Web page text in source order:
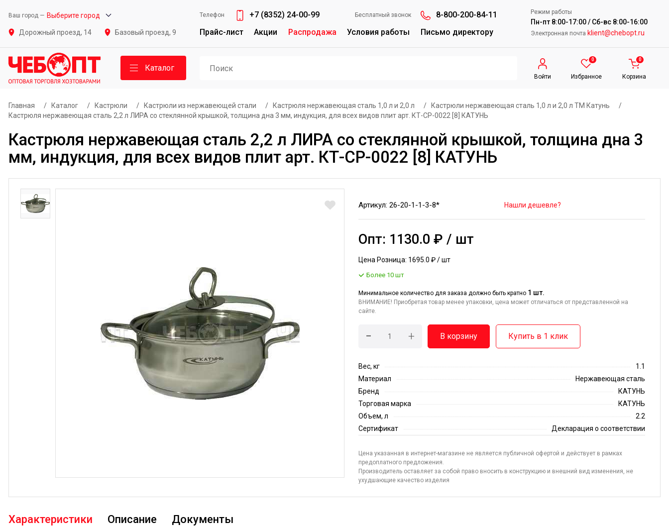
Ваш город — Выберите город
Дорожный проезд, 14 Базовый проезд, 9
Телефон +7 (8352) 24-00-99 Бесплатный звонок
8-800-200-84-11
Прайс-лист
Акции Распродажа Условия работы Письмо директору
Режим работы
Пн-пт 8:00-17:00 / Сб-вс 8:00-16:00
Электронная почта klient@chebopt.ru
Каталог
Войти
0
Избранное
0
Корзина
Главная / Каталог / Кастрюли / Кастрюли из нержавеющей стали / Кастрюля нержавеющая сталь 1,0 л и 2,0 л / Кастрюли нержавеющая сталь 1,0 л и 2,0 л ТМ Катунь
/
Кастрюля нержавеющая сталь 2,2 л ЛИРА со стеклянной крышкой, толщина дна 3 мм, индукция, для всех видов плит арт. КТ-СР-0022 [8] КАТУНЬ
Кастрюля нержавеющая сталь 2,2 л ЛИРА со стеклянной крышкой, толщина дна 3
мм, индукция, для всех видов плит арт. КТ-СР-0022 [8] КАТУНЬ
Артикул: 26-20-1-1-3-8* Нашли дешевле?
Опт: 1130.0 ₽ / шт
Цена Розница: 1695.0 ₽ / шт
Более 10 шт
Минимальное количество для заказа должно быть кратно 1 шт.
ВНИМАНИЕ! Приобретая товар менее упаковки, цена может отличаться от представленной на
сайте.
- + В корзину Купить в 1 клик
Вес, кг
1.1
Материал
Нержавеющая сталь
Бренд
КАТУНЬ
Торговая марка
КАТУНЬ
Объем, л
2.2
Сертификат
Декларация о соответствии
Цена указанная в интернет-магазине не является публичной офертой и действует в рамках
предоплатного предложения.
Производитель оставляет за собой право вносить в конструкцию и внешний вид изменения, не
ухудшающие качество изделия
Характеристики Описание Документы